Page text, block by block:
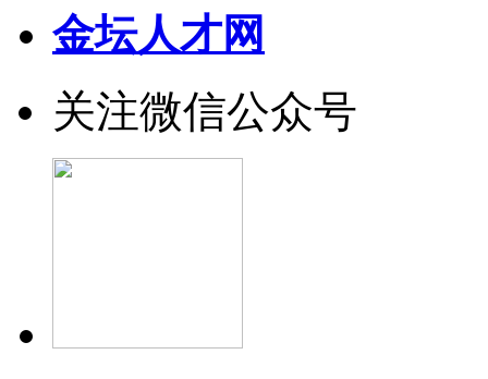
金坛人才网
关注微信公众号